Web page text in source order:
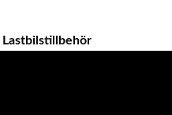
Lastbilstillbehör